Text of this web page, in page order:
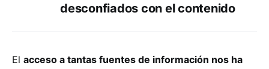
desconfiados con el contenido
El acceso a tantas fuentes de información nos ha